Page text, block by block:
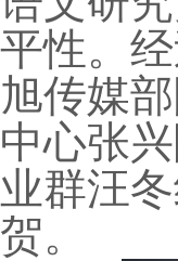
平性。
旭传媒
中心张
业群汪
贺。